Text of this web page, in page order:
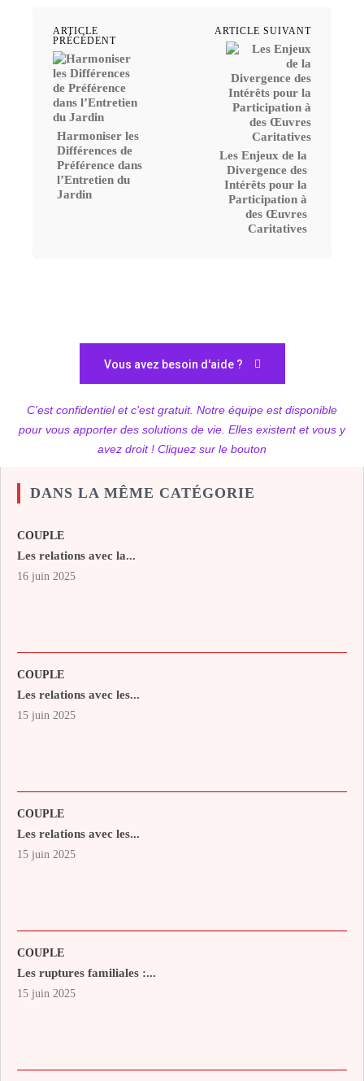
ARTICLE
PRÉCÉDENT
Harmoniser les
Différences de
Préférence dans
l’Entretien du
Jardin
ARTICLE SUIVANT
Les Enjeux de la
Divergence des
Intérêts pour la
Participation à
des Œuvres
Caritatives
Vous avez besoin d'aide ?
C'est confidentiel et c'est gratuit. Notre équipe est disponible
pour vous apporter des solutions de vie. Elles existent et vous y
avez droit ! Cliquez sur le bouton
DANS LA MÊME CATÉGORIE
COUPLE
Les relations avec la...
16 juin 2025
COUPLE
Les relations avec les...
15 juin 2025
COUPLE
Les relations avec les...
15 juin 2025
COUPLE
Les ruptures familiales :...
15 juin 2025